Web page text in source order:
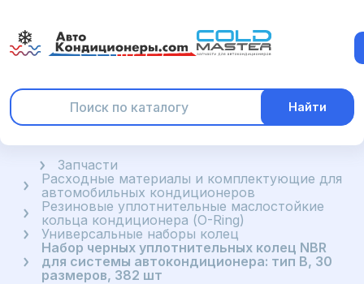
Найти
ГлавнаяЗапчасти
Расходные материалы и комплектующие для
автомобильных кондиционеров
Резиновые уплотнительные маслостойкие
кольца кондиционера (O-Ring)
Универсальные наборы колец
Набор черных уплотнительных колец NBR
для системы автокондиционера: тип B, 30
размеров, 382 шт